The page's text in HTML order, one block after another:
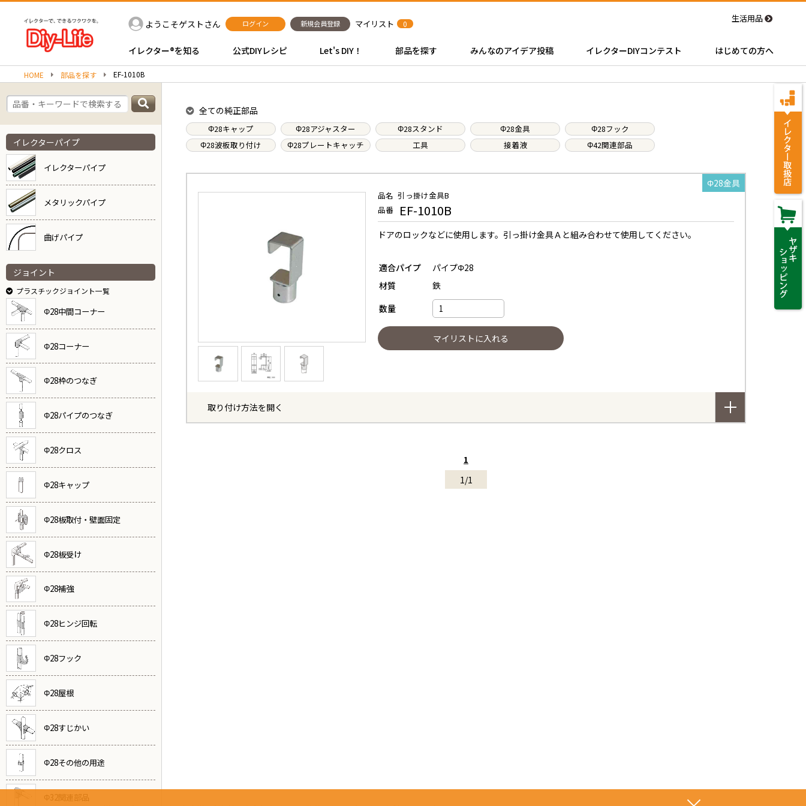
ようこそゲストさん ログイン 新規会員登録 マイリスト 0 生活用品
イレクター®を知る 公式DIYレシピ Let's DIY！ 部品を探す みんなのアイデア投稿 イレクターDIYコンテスト はじめての方へ
HOME 部品を探す EF-1010B
イレクターパイプ
イレクターパイプ
メタリックパイプ
曲げパイプ
ジョイント
プラスチックジョイント一覧
Φ28中間コーナー
Φ28コーナー
Φ28枠のつなぎ
Φ28パイプのつなぎ
Φ28クロス
Φ28キャップ
Φ28板取付・壁面固定
Φ28板受け
Φ28補強
Φ28ヒンジ回転
Φ28フック
Φ28屋根
Φ28すじかい
Φ28その他の用途
Φ32関連部品
全ての純正部品
Φ28キャップ Φ28アジャスター Φ28スタンド Φ28金具
Φ28フック
Φ28波板取り付け
Φ28プレートキャッチ 工具 接着液 Φ42関連部品
Φ28金具
品名 引っ掛け金具B
品番
EF-1010B
ドアのロックなどに使用します。引っ掛け金具Ａと組み合わせて使用してください。
適合パイプ
パイプΦ28
材質
鉄
数量
取り付け方法を開く
1/1
1